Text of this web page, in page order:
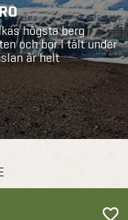
högsta berg
och bor i tält under
är helt